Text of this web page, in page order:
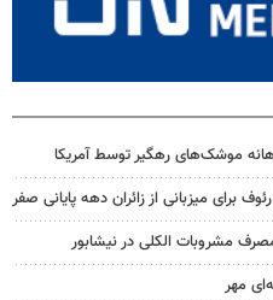
موشک‌های رهگیر توسط آمریکا
برای میزبانی از زائران دهه پایانی صفر
مهر